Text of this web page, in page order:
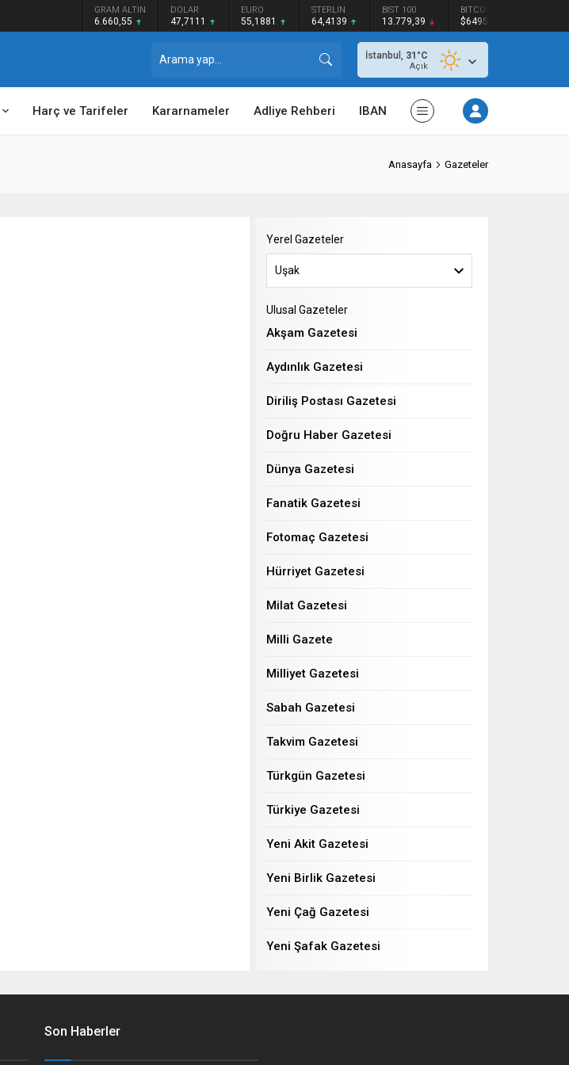
GRAM ALTIN DOLAR
47,7111
EURO
55,1881 64,4139
BIST 100
13.779,39 $64953
ETHEREUM
$1919.52
İstanbul, 31 °C
Açık
Harç ve Tarifeler Kararnameler Adliye Rehberi IBAN
Anasayfa Gazeteler
Yerel Gazeteler
Uşak
Ulusal Gazeteler
Akşam Gazetesi
Aydınlık Gazetesi
Diriliş Postası Gazetesi
Doğru Haber Gazetesi
Dünya Gazetesi
Fanatik Gazetesi
Fotomaç Gazetesi
Hürriyet Gazetesi
Milat Gazetesi
Milli Gazete
Milliyet Gazetesi
Sabah Gazetesi
Takvim Gazetesi
Türkgün Gazetesi
Türkiye Gazetesi
Yeni Akit Gazetesi
Yeni Birlik Gazetesi
Yeni Çağ Gazetesi
Yeni Şafak Gazetesi
Son Haberler